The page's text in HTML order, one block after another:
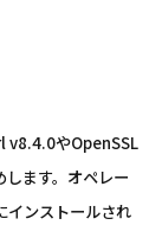
v8.4.0やOpenSSL
ます。オペレー
インストールされ